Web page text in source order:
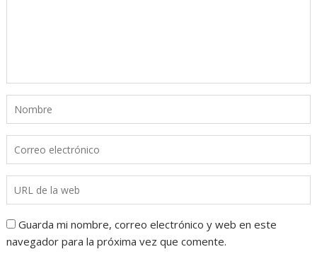
Guarda mi nombre, correo electrónico y web en este
navegador para la próxima vez que comente.